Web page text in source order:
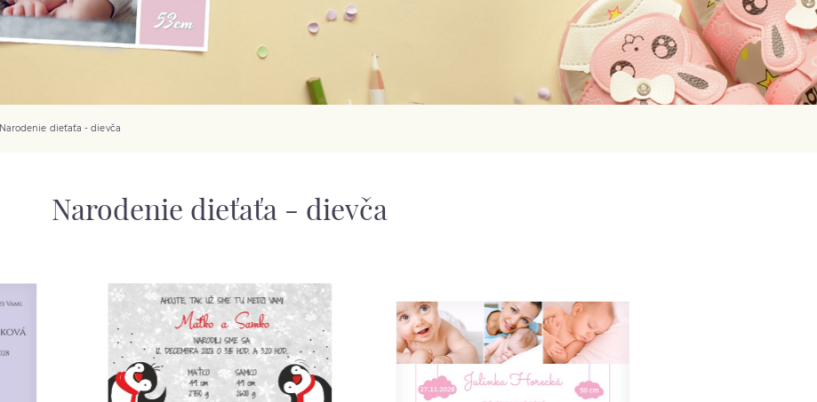
Narodenie dieťaťa - dievča
Narodenie dieťaťa - dievča